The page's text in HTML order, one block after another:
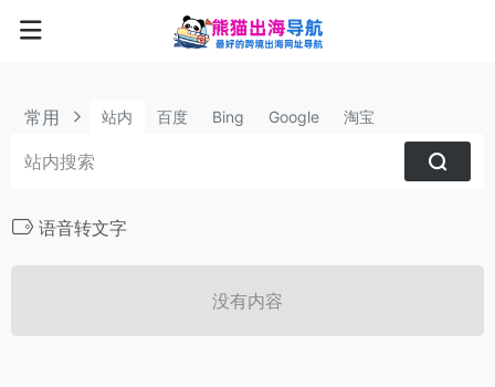
常用 站内 百度 Bing Google 淘宝
语音转文字
没有内容